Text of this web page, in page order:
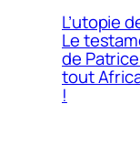
L’utopie
Le
de
tout
!